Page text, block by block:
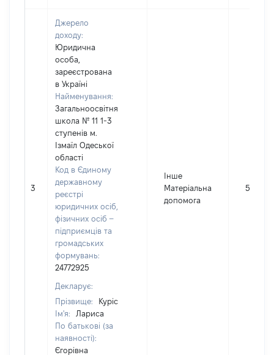
3
Джерело
доходу:
Юридична
особа,
зареєстрована
в Україні
Найменування:
Загальноосвітня
школа № 11 1-3
ступенів м.
Ізмаїл Одеської
області
Код в Єдиному
державному
реєстрі
юридичних осіб,
фізичних осіб –
підприємців та
громадських
формувань:
24772925
Декларує:
Прізвище:
Куріс
Ім'я:
Лариса
По батькові (за
наявності):
Єгорівна
Інше
Матеріальна
допомога
5814